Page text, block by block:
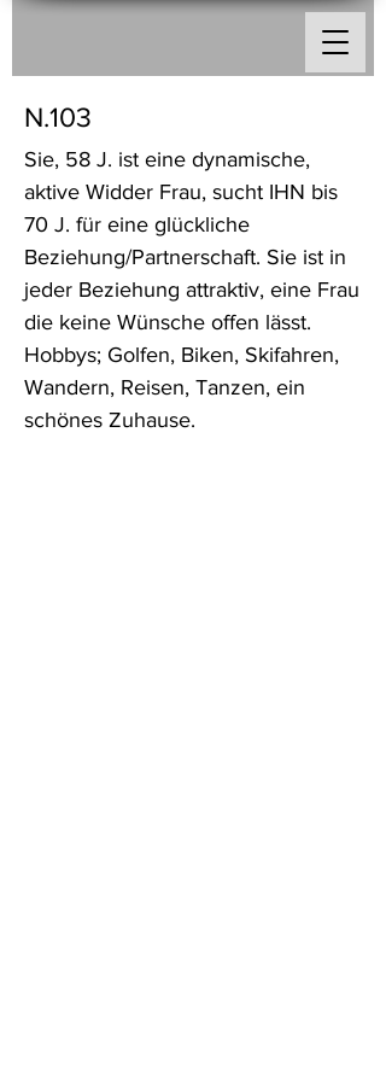
N.103
Sie, 58 J. ist eine dynamische,
aktive Widder Frau, sucht IHN bis
70 J. für eine glückliche
Beziehung/Partnerschaft. Sie ist in
jeder Beziehung attraktiv, eine Frau
die keine Wünsche offen lässt.
Hobbys; Golfen, Biken, Skifahren,
Wandern, Reisen, Tanzen, ein
schönes Zuhause.